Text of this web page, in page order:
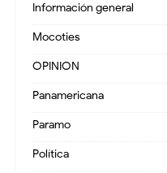
Información general
Mocoties
OPINION
Panamericana
Paramo
Política